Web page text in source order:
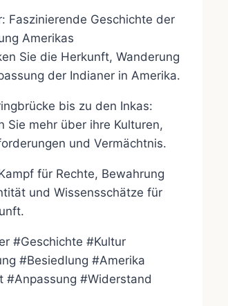
Faszinierende Geschichte der
Amerikas
Sie die Herkunft, Wanderung
der Indianer in Amerika.
bis zu den Inkas:
Sie mehr über ihre Kulturen,
und Vermächtnis.
für Rechte, Bewahrung
und Wissensschätze für
#Geschichte #Kultur
#Besiedlung #Amerika
#Anpassung #Widerstand